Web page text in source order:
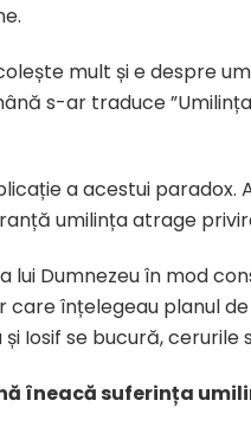
mult și e despre
s-ar traduce
a acestui
umilința atrage
lui Dumnezeu în mod
care înțelegeau planul
Iosif se bucură, cerurile
îneacă suferința